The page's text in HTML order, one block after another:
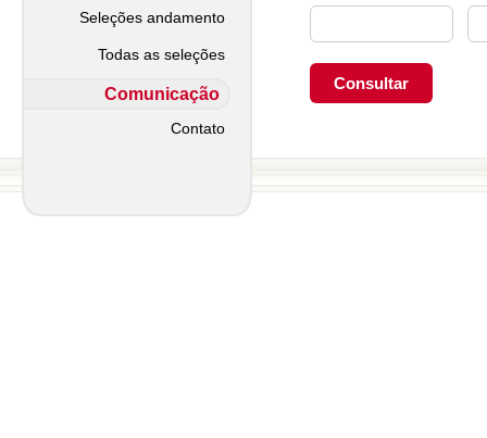
Seleções andamento
Todas as seleções
Comunicação
Contato